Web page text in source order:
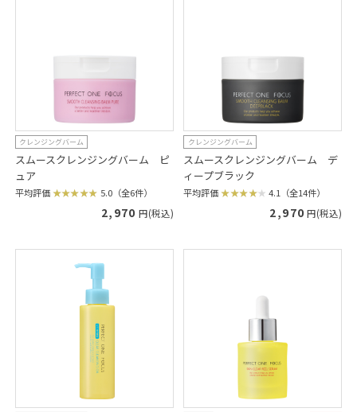
クレンジングバーム
スムースクレンジングバーム ピ
ュア
平均評価 5.0（全6件）
2,970 円(税込)
クレンジングバーム
スムースクレンジングバーム デ
ィープブラック
平均評価 4.1（全14件）
2,970 円(税込)